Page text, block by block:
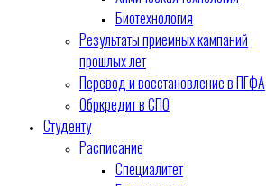
Биотехнология
Результаты приемных кампаний
прошлых лет
Перевод и восстановление в ПГФА
Обркредит в СПО
Студенту
Расписание
Специалитет